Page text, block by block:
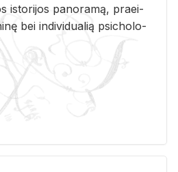
is­to­ri­jos pa­no­ra­mą, pra­ei­
bei in­di­vi­dua­lią psi­cho­lo­